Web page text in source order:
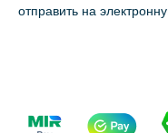
отправить на